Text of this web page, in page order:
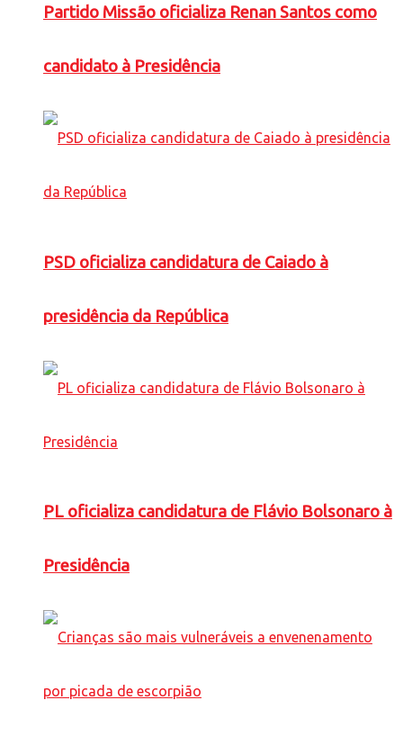
Partido Missão oficializa Renan Santos como
candidato à Presidência
PSD oficializa candidatura de Caiado à
presidência da República
PL oficializa candidatura de Flávio Bolsonaro à
Presidência